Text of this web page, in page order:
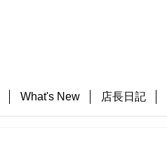
What's New 店長日記